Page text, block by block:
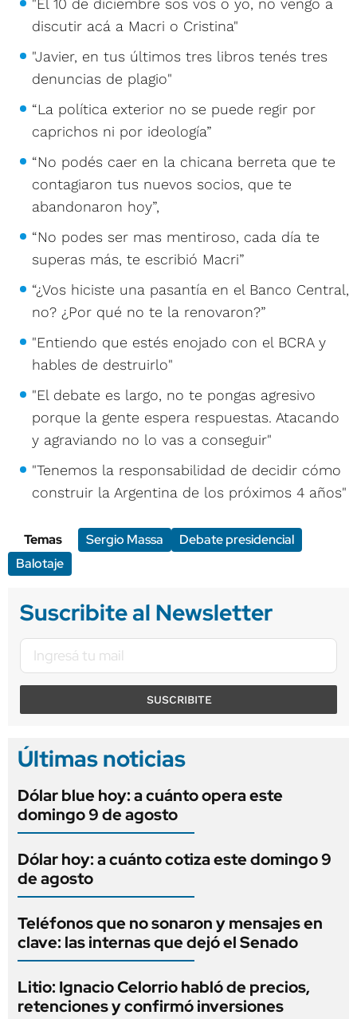
"El 10 de diciembre sos vos o yo, no vengo a
discutir acá a Macri o Cristina"
"Javier, en tus últimos tres libros tenés tres
denuncias de plagio"
“La política exterior no se puede regir por
caprichos ni por ideología”
“No podés caer en la chicana berreta que te
contagiaron tus nuevos socios, que te
abandonaron hoy”,
“No podes ser mas mentiroso, cada día te
superas más, te escribió Macri”
“¿Vos hiciste una pasantía en el Banco Central,
no? ¿Por qué no te la renovaron?”
"Entiendo que estés enojado con el BCRA y
hables de destruirlo"
"El debate es largo, no te pongas agresivo
porque la gente espera respuestas. Atacando
y agraviando no lo vas a conseguir"
"Tenemos la responsabilidad de decidir cómo
construir la Argentina de los próximos 4 años"
Temas Sergio Massa
Debate presidencial
Balotaje
Suscribite al Newsletter
SUSCRIBITE
Últimas noticias
Dólar blue hoy: a cuánto opera este
domingo 9 de agosto
Dólar hoy: a cuánto cotiza este domingo 9
de agosto
Teléfonos que no sonaron y mensajes en
clave: las internas que dejó el Senado
Litio: Ignacio Celorrio habló de precios,
retenciones y confirmó inversiones